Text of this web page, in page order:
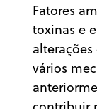
Fatores
toxinas e
vários